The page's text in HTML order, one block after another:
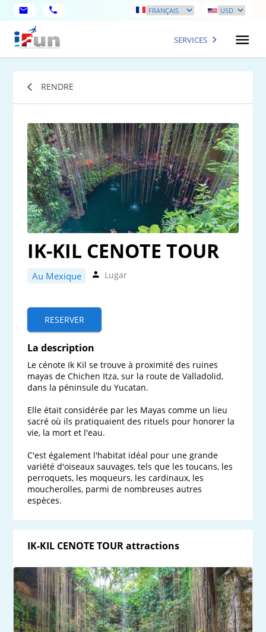
SERVICES
RENDRE
IK-KIL CENOTE TOUR
Au Mexique Lugar
RESERVER
La description
Le cénote Ik Kil se trouve à proximité des ruines
mayas de Chichen Itza, sur la route de Valladolid,
dans la péninsule du Yucatan.
Elle était considérée par les Mayas comme un lieu
sacré où ils pratiquaient des rituels pour honorer la
vie, la mort et l'eau.
C'est également l'habitat idéal pour une grande
variété d'oiseaux sauvages, tels que les toucans, les
perroquets, les moqueurs, les cardinaux, les
moucherolles, parmi de nombreuses autres
espèces.
IK-KIL CENOTE TOUR attractions